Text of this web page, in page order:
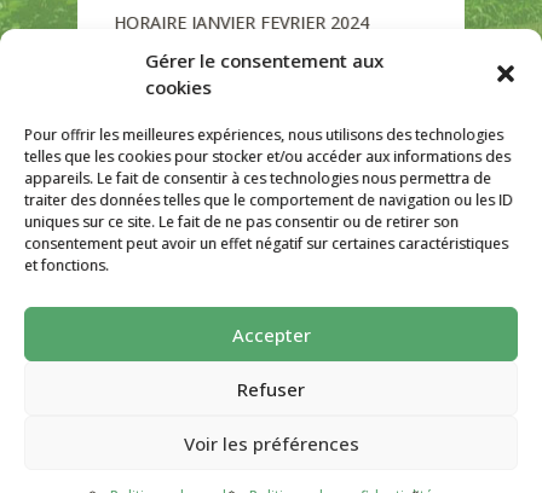
Gérer le consentement aux
cookies
Pour offrir les meilleures expériences, nous utilisons des technologies
telles que les cookies pour stocker et/ou accéder aux informations des
appareils. Le fait de consentir à ces technologies nous permettra de
traiter des données telles que le comportement de navigation ou les ID
uniques sur ce site. Le fait de ne pas consentir ou de retirer son
consentement peut avoir un effet négatif sur certaines caractéristiques
et fonctions.
Accepter
Refuser
Voir les préférences
HORAIRE JANVIER FEVRIER 2024
Soutien de La Province de Liège
JOURNEE PORTES OUVERTES
CATÉGORIES
La ferme Au Moulin 2026 - Tous droits
réservés